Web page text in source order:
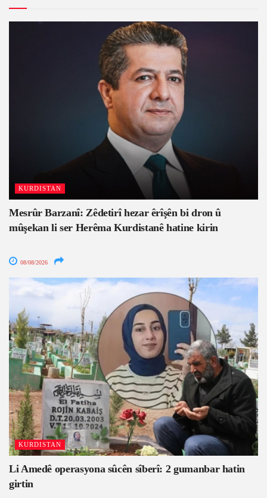
KURDISTAN
Mesrûr Barzanî: Zêdetirî hezar êrîşên bi dron û
mûşekan li ser Herêma Kurdistanê hatine kirin
08/08/2026
KURDISTAN
Li Amedê operasyona sûcên sîberî: 2 gumanbar hatin
girtin